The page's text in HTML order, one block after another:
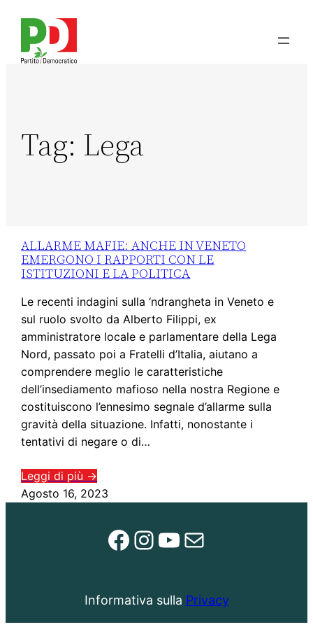
Tag: Lega
ALLARME MAFIE: ANCHE IN VENETO
EMERGONO I RAPPORTI CON LE
ISTITUZIONI E LA POLITICA
Le recenti indagini sulla ‘ndrangheta in Veneto e
sul ruolo svolto da Alberto Filippi, ex
amministratore locale e parlamentare della Lega
Nord, passato poi a Fratelli d’Italia, aiutano a
comprendere meglio le caratteristiche
dell’insediamento mafioso nella nostra Regione e
costituiscono l’ennesimo segnale d’allarme sulla
gravità della situazione. Infatti, nonostante i
tentativi di negare o di…
Leggi di più →
Agosto 16, 2023
Facebook Instagram YouTube Email
Informativa sulla Privacy